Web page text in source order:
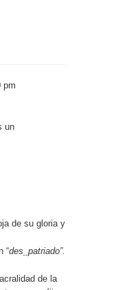
pm
un
de su gloria y
“des_patriado”.
de la